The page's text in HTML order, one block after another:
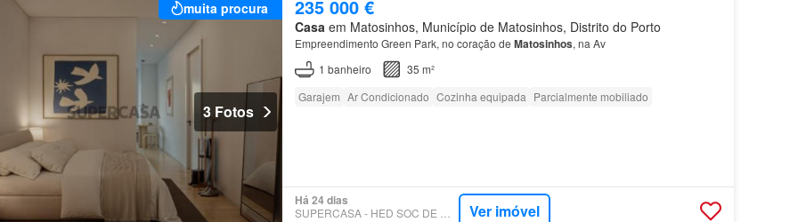
muita procura
3 Fotos
235 000 €
Casa em Matosinhos, Município de Matosinhos, Distrito do Porto
Empreendimento Green Park, no coração de Matosinhos, na Av
1 banheiro
35 m²
Garajem Ar Condicionado Cozinha equipada Parcialmente mobiliado
Há 24 dias
Ver imóvel